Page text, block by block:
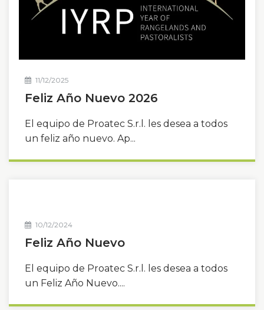
11/12/2025
Feliz Año Nuevo 2026
El equipo de Proatec S.r.l. les desea a todos
un feliz año nuevo. Ap...
10/12/2024
Feliz Año Nuevo
El equipo de Proatec S.r.l. les desea a todos
un Feliz Año Nuevo....